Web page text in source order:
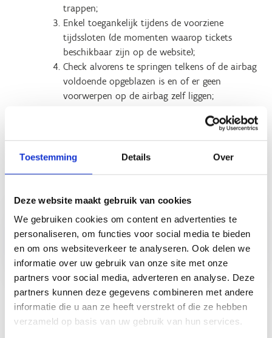
Toestemming Details Over
Deze website maakt gebruik van cookies
We gebruiken cookies om content en advertenties te
personaliseren, om functies voor social media te bieden
en om ons websiteverkeer te analyseren. Ook delen we
informatie over uw gebruik van onze site met onze
partners voor social media, adverteren en analyse. Deze
partners kunnen deze gegevens combineren met andere
informatie die u aan ze heeft verstrekt of die ze hebben
verzameld op basis van uw gebruik van hun services.
trappen;
Enkel toegankelijk tijdens de voorziene
tijdssloten (de momenten waarop tickets
beschikbaar zijn op de website);
Check alvorens te springen telkens of de airbag
voldoende opgeblazen is en of er geen
voorwerpen op de airbag zelf liggen;
steeds of diegene voor je veilig de airbag
verlaten heeft.
standaardticket
(zonder airbag)
airbagticket
(enkel op
zaterdagnamiddag
en avond)
Ontdek ook